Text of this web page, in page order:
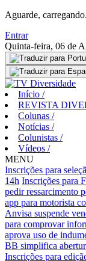
Aguarde,
Entrar
Quinta-feira, 06 de
Início /
REVISTA
Colunas /
Notícias /
Colunistas /
Vídeos /
MENU
Inscrições para
14h Inscrições para
pedir ressarcimento
app para motorista
Anvisa suspende
para comprovar
aprova uso de
BB simplifica
Inscrições para